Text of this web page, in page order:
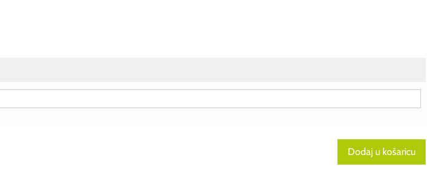
Dodaj u košaricu